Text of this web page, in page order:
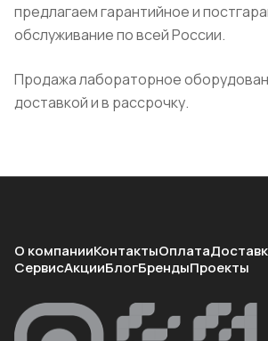
предлагаем гарантийное и
обслуживание по всей России.
Продажа лабораторное
доставкой и в рассрочку.
О компанииКонтактыОплата
СервисАкцииБлогБрендыПроекты